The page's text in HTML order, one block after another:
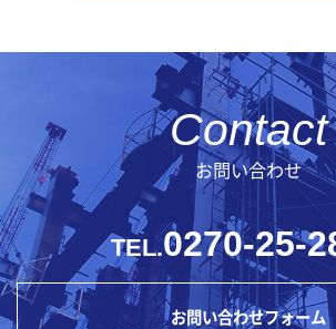
お問い合わせ
TEL.0270-25-
お問い合わせフォーム